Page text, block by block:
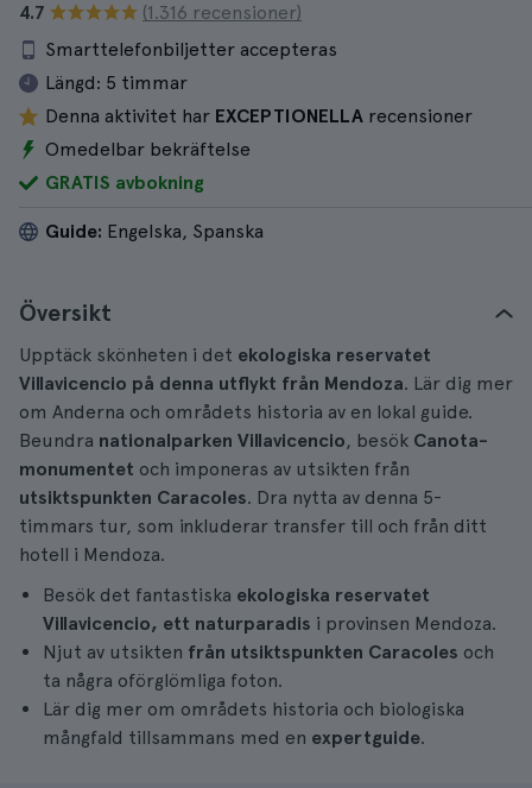
4.7
(1.316 recensioner)
Smarttelefonbiljetter accepteras
Längd: 5 timmar
Denna aktivitet har EXCEPTIONELLA recensioner
Omedelbar bekräftelse
GRATIS avbokning
Guide: Engelska, Spanska
Översikt
Upptäck skönheten i det ekologiska reservatet
Villavicencio på denna utflykt från Mendoza. Lär dig mer
om Anderna och områdets historia av en lokal guide.
Beundra nationalparken Villavicencio, besök Canota-
monumentet och imponeras av utsikten från
utsiktspunkten Caracoles. Dra nytta av denna 5-
timmars tur, som inkluderar transfer till och från ditt
hotell i Mendoza.
Besök det fantastiska ekologiska reservatet
Villavicencio, ett naturparadis i provinsen Mendoza.
Njut av utsikten från utsiktspunkten Caracoles och
ta några oförglömliga foton.
Lär dig mer om områdets historia och biologiska
mångfald tillsammans med en expertguide.